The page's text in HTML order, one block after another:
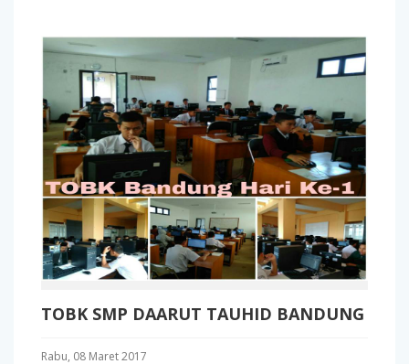
TOBK SMP DAARUT TAUHID BANDUNG
Rabu, 08 Maret 2017